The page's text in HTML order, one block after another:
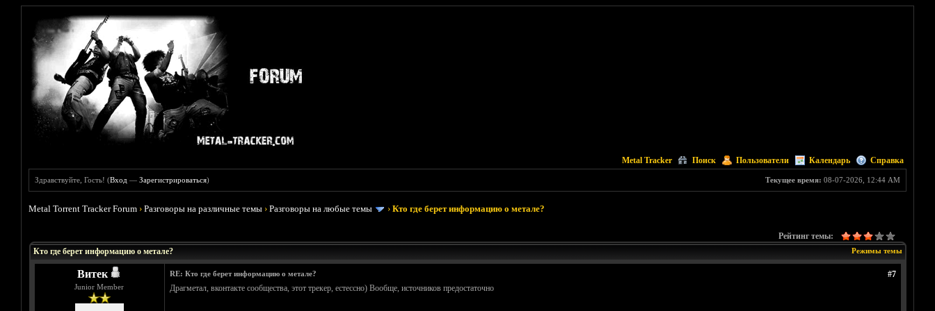
Metal Tracker Поиск Пользователи Календарь Справка
Текущее время: 08-07-2026, 12:44 AM
Здравствуйте, Гость! (Вход —Зарегистрироваться)
Metal Torrent Tracker Forum ›Разговоры на различные темы ›Разговоры на любые темы ›Кто где берет информацию о метале?
Рейтинг темы:
Режимы темы
Кто где берет информацию о метале?
Витек
Junior Member
#7
RE: Кто где берет информацию о метале?
Драгметал, вконтакте сообщества, этот трекер, естессно) Вообще, источников предостаточно